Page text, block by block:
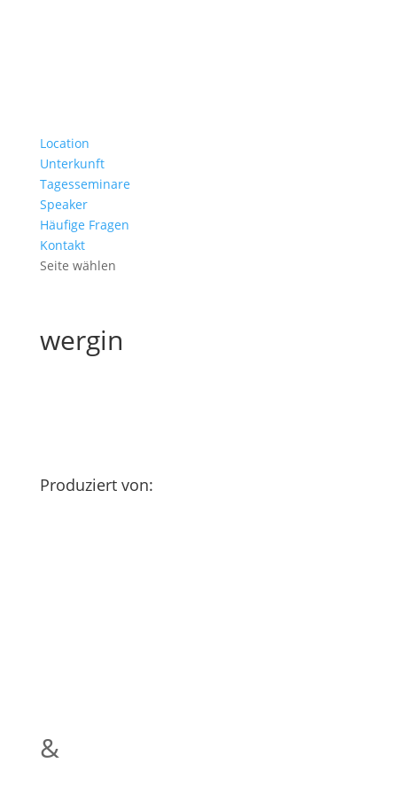
Location
Unterkunft
Tagesseminare
Speaker
Häufige Fragen
Kontakt
Seite wählen
wergin
Produziert von:
&